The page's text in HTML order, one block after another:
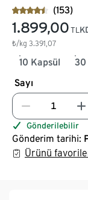
(153)
1.899,00 TL
₺/kg 3.391,07
10 Kapsül 30
Sayı
Gönderilebilir
Gönderim tarihi:
Ürünü